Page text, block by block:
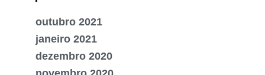
outubro 2021
janeiro 2021
dezembro 2020